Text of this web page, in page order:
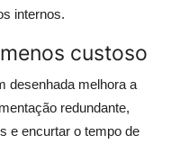
internos.
custoso
desenhada melhora a
redundante,
e encurtar o tempo de